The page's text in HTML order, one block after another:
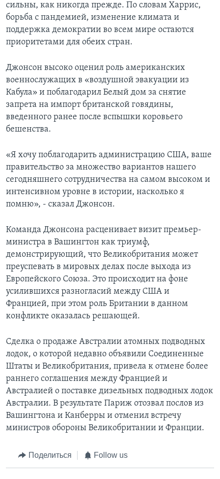
сильны, как никогда прежде. По словам Харрис,
борьба с пандемией, изменение климата и
поддержка демократии во всем мире остаются
приоритетами для обеих стран.
Джонсон высоко оценил роль американских
военнослужащих в «воздушной эвакуации из
Кабула» и поблагодарил Белый дом за снятие
запрета на импорт британской говядины,
введенного ранее после вспышки коровьего
бешенства.
«Я хочу поблагодарить администрацию США, ваше
правительство за множество вариантов нашего
сегодняшнего сотрудничества на самом высоком и
интенсивном уровне в истории, насколько я
помню», - сказал Джонсон.
Команда Джонсона расценивает визит премьер-
министра в Вашингтон как триумф,
демонстрирующий, что Великобритания может
преуспевать в мировых делах после выхода из
Европейского Союза. Это происходит на фоне
усилившихся разногласий между США и
Францией, при этом роль Британии в данном
конфликте оказалась решающей.
Сделка о продаже Австралии атомных подводных
лодок, о которой недавно объявили Соединенные
Штаты и Великобритания, привела к отмене более
раннего соглашения между Францией и
Австралией о поставке дизельных подводных лодок
Австралии. В результате Париж отозвал послов из
Вашингтона и Канберры и отменил встречу
министров обороны Великобритании и Франции.
Поделиться Follow us